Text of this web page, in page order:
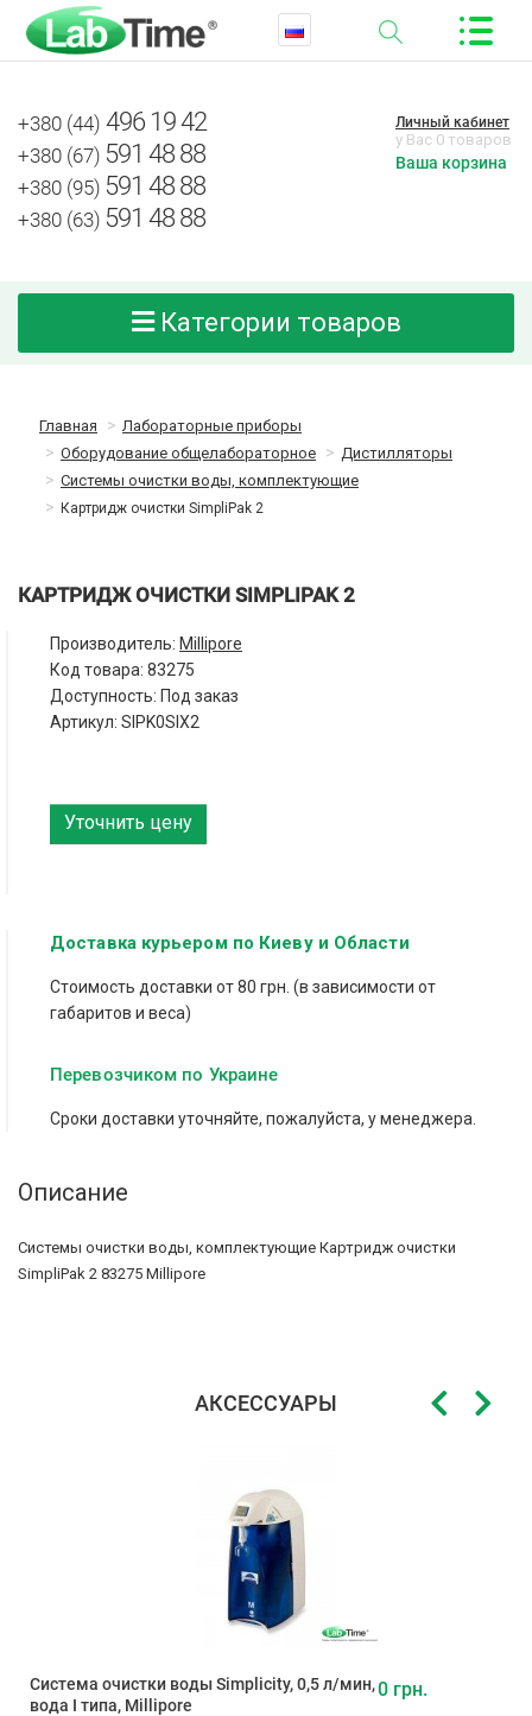
+380 (44) 496 19 42
+380 (67) 591 48 88
+380 (95) 591 48 88
+380 (63) 591 48 88
Личный кабинет
у Вас 0 товаров
Ваша корзина
Категории товаров
Главная
Лабораторные приборы
Оборудование общелабораторное
Дистилляторы
Системы очистки воды, комплектующие
Картридж очистки SimpliPak 2
КАРТРИДЖ ОЧИСТКИ SIMPLIPAK 2
Производитель: Millipore
Код товара: 83275
Доступность: Под заказ
Артикул: SIPK0SIX2
Уточнить цену
Доставка курьером по Киеву и Области
Стоимость доставки от 80 грн. (в зависимости от
габаритов и веса)
Перевозчиком по Украине
Сроки доставки уточняйте, пожалуйста, у менеджера.
Описание
Системы очистки воды, комплектующие Картридж очистки
SimpliPak 2 83275 Millipore
АКСЕССУАРЫ
Система очистки воды Simplicity, 0,5 л/мин,
вода I типа, Millipore
0 грн.